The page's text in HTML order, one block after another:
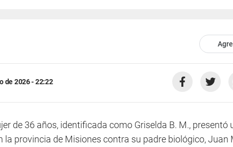
de 2026 - 22:22
de 36 años, identificada como Griselda B. M., presentó
la provincia de Misiones contra su padre biológico, Juan